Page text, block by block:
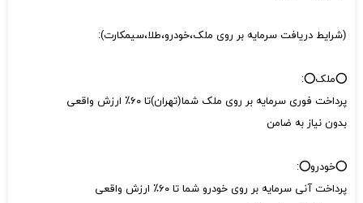
(شرایط دریافت سرمایه بر روی ملک،خودرو،طلا،سیمکارت):
⭕ملک⭕:
پرداخت فوری سرمایه بر روی ملک شما(تهران)تا ۶۰٪ ارزش واقعی
بدون نیاز به ضامن
⭕خودرو⭕:
پرداخت آنی سرمایه بر روی خودرو شما تا ۶۰٪ ارزش واقعی